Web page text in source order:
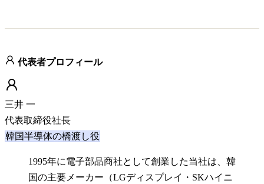
代表者プロフィール
三井 一
代表取締役社長
韓国半導体の橋渡し役
1995年に電子部品商社として創業した当社は、韓
国の主要メーカー（LGディスプレイ・SKハイニ